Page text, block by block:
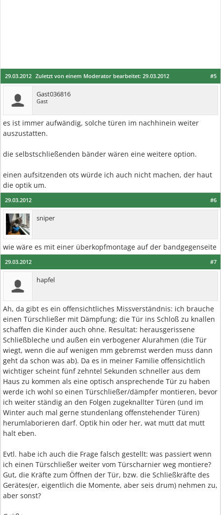
#5
29.03.2012 Zuletzt von einem Moderator bearbeitet: 29.03.2012
Gast036816
Gast
es ist immer aufwändig, solche türen im nachhinein weiter
auszustatten.
die selbstschließenden bänder wären eine weitere option.
einen aufsitzenden ots würde ich auch nicht machen, der haut
die optik um.
#6
29.03.2012
sniper
wie wäre es mit einer überkopfmontage auf der bandgegenseite
#7
29.03.2012
hapfel
Ah, da gibt es ein offensichtliches Missverständnis: ich brauche
einen Türschließer mit Dämpfung; die Tür ins Schloß zu knallen
schaffen die Kinder auch ohne. Resultat: herausgerissene
Schließbleche und außen ein verbogener Alurahmen (die Tür
wiegt, wenn die auf wenigen mm gebremst werden muss dann
geht da schon was ab). Da es in meiner Familie offensichtlich
wichtiger scheint fünf zehntel Sekunden schneller aus dem
Haus zu kommen als eine optisch ansprechende Tür zu haben
werde ich wohl so einen Türschließer/dämpfer montieren, bevor
ich weiter ständig an den Folgen zugeknallter Türen (und im
Winter auch mal gerne stundenlang offenstehender Türen)
herumlaborieren darf. Optik hin oder her, wat mutt dat mutt
halt eben.
Evtl. habe ich auch die Frage falsch gestellt: was passiert wenn
ich einen Türschließer weiter vom Türscharnier weg montiere?
Gut, die Kräfte zum Öffnen der Tür, bzw. die Schließkräfte des
Gerätes(er, eigentlich die Momente, aber seis drum) nehmen zu,
aber sonst?